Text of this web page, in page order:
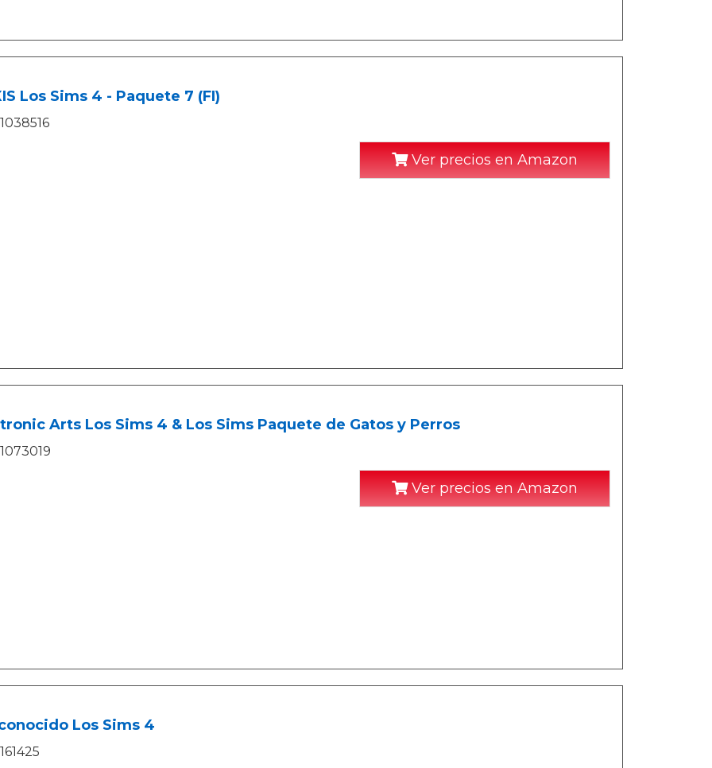
Los Sims 4 - Paquete 7 (FI)
1038516
Ver precios en Amazon
Arts Los Sims 4 & Los Sims Paquete de Gatos y Perros
1073019
Ver precios en Amazon
Los Sims 4
161425